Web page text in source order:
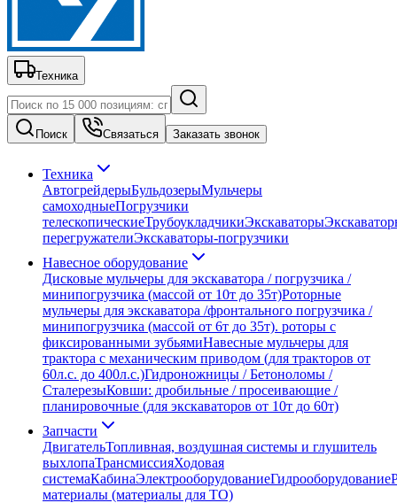
Техника
Поиск Связаться Заказать звонок
Техника
АвтогрейдерыБульдозерыМульчеры
самоходныеПогрузчики
телескопическиеТрубоукладчикиЭкскаваторы
перегружателиЭкскаваторы-погрузчики
Навесное оборудование
Дисковые мульчеры для экскаватора / погрузчика /
минипогрузчика (массой от 10т до 35т)Роторные
мульчеры для экскаватора /фронтального погрузчика /
минипогрузчика (массой от 6т до 35т). роторы с
фиксированными зубьямиНавесные мульчеры для
трактора с механическим приводом (для тракторов от
60л.с. до 400л.с.)Гидроножницы / Бетоноломы /
СталерезыКовши: дробильные / просеивающие /
планировочные (для экскаваторов от 10т до 60т)
Запчасти
ДвигательТопливная, воздушная системы и глушитель
выхлопаТрансмиссияХодовая
системаКабинаЭлектрооборудованиеГидрооборудование
материалы (материалы для ТО)